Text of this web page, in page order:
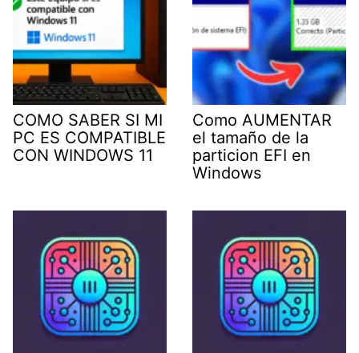
COMO SABER SI MI
PC ES COMPATIBLE
CON WINDOWS 11
Como AUMENTAR
el tamaño de la
particion EFI en
Windows